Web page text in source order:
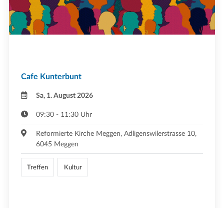
Cafe Kunterbunt
Sa, 1. August 2026
09:30 - 11:30 Uhr
Reformierte Kirche Meggen, Adligenswilerstrasse 10,
6045 Meggen
Treffen Kultur